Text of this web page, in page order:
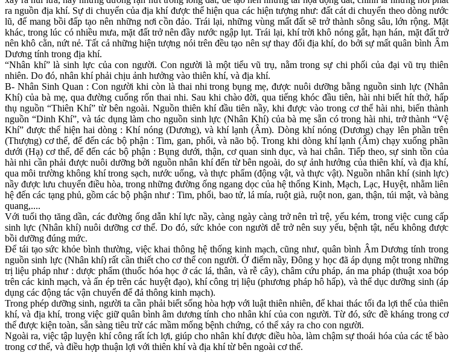
ra nguồn địa khí. Sự di chuyển của địa khí được thể hiện qua các hiện tượng như: đất cát di chuyển theo dòng nước
lũ, để mang bồi đấp tạo nên những nơi cồn đảo. Trái lại, những vùng mất đất sẽ trở thành sông sâu, lớn rộng. Mặt
khác, trong lúc có nhiều mưa, mặt đất trở nên đầy nước ngập lụt. Trái lại, khí trời khô nóng gắt, hạn hán, mặt đất trở
nên khô cằn, nứt nẻ. Tất cả những hiện tượng nói trên đều tạo nên sự thay đổi địa khí, do bởi sự mất quân bình Âm
Dương tính trong địa khí.
“Nhân khí” là sinh lực của con người. Con người là một tiểu vũ trụ, nằm trong sự chi phối của đại vũ trụ thiên
nhiên. Do đó, nhân khí phải chịu ảnh hưởng vào thiên khí, và địa khí.
B- Nhân Sinh Quan : Con người khi còn là thai nhi trong bụng mẹ, được nuôi dưỡng bằng nguồn sinh lực (Nhân
Khí) của bà mẹ, qua đường cuống rốn thai nhi. Sau khi chào đời, qua tiếng khóc đầu tiên, hài nhi biết hít thở, hấp
thụ nguồn “Thiên Khí” từ bên ngoài. Nguồn thiên khí đầu tiên nầy, khi được vào trong cơ thể hài nhi, biến thành
nguồn “Dinh Khí”, và tác dụng làm cho nguồn sinh lực (Nhân Khí) của bà mẹ sẵn có trong hài nhi, trở thành “Vệ
Khí” được thể hiện hai dòng : Khí nóng (Dương), và khí lạnh (Âm). Dòng khí nóng (Dương) chạy lên phần trên
(Thượng) cơ thể, để đến các bộ phận : Tim, gan, phổi, và não bộ. Trong khi dòng khí lạnh (Âm) chạy xuống phần
dưới (Hạ) cơ thể, để đến các bộ phận : Bụng dưới, thận, cơ quan sinh dục, và hai chân. Tiếp theo, sự sinh tồn của
hài nhi cần phải được nuôi dưỡng bởi nguồn nhân khí đến từ bên ngoài, do sự ảnh hưởng của thiên khí, và địa khí,
qua môi trường không khí trong sạch, nước uống, và thực phẩm (động vật, và thực vật). Nguồn nhân khí (sinh lực)
nầy được lưu chuyển điều hòa, trong những đường ống ngang dọc của hệ thống Kinh, Mạch, Lạc, Huyệt, nhằm liên
hệ đến các tạng phủ, gồm các bộ phận như : Tim, phổi, bao tử, lá mía, ruột già, ruột non, gan, thận, túi mật, và bàng
quang,....
Với tuổi thọ tăng dần, các đường ống dẫn khí lực nầy, càng ngày càng trở nên trì trệ, yếu kém, trong việc cung cấp
sinh lực (Nhân khí) nuôi dưỡng cơ thể. Do đó, sức khỏe con người dễ trở nên suy yếu, bệnh tật, nếu không được
bồi dưỡng đúng mức.
Để tái tạo sức khỏe bình thường, việc khai thông hệ thống kinh mạch, cũng như, quân bình Âm Dương tính trong
nguồn sinh lực (Nhân khí) rất cần thiết cho cơ thể con người. Ở điểm nầy, Đông y học đã áp dụng một trong những
trị liệu pháp như : dược phẩm (thuốc hóa học ở các lá, thân, và rễ cây), châm cứu pháp, án ma pháp (thuật xoa bóp
trên các kinh mạch, và ấn ép trên các huyệt đạo), khí công trị liệu (phương pháp hô hấp), và thể dục dưỡng sinh (áp
dụng các động tác vận chuyển để đả thông kinh mạch).
Trong phép dưỡng sinh, người ta cần phải biết sống hòa hợp với luật thiên nhiên, để khai thác tối đa lợi thế của thiên
khí, và địa khí, trong việc giữ quân bình âm dương tính cho nhân khí của con người. Từ đó, sức đề kháng trong cơ
thể được kiện toàn, sẵn sàng tiêu trừ các mầm mống bệnh chứng, có thể xảy ra cho con người.
Ngoài ra, việc tập luyện khí công rất ích lợi, giúp cho nhân khí được điều hòa, làm chậm sự thoái hóa của các tế bào
trong cơ thể, và điều hợp thuận lợi với thiên khí và địa khí từ bên ngoài cơ thể.